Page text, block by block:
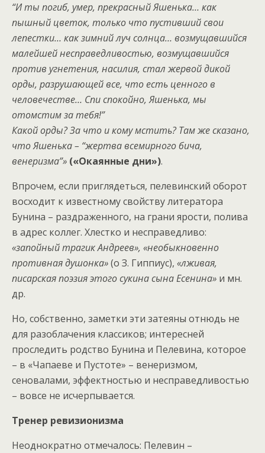
“И ты погиб, умер, прекрасный Яшенька… как
пышный цветок, только что пустивший свои
лепестки… как зимний луч солнца… возмущавшийся
малейшей несправедливостью, возмущавшийся
против угнетения, насилия, стал жервой дикой
орды, разрушающей все, что есть ценного в
человечестве… Спи спокойно, Яшенька, мы
отомстим за тебя!”
Какой орды? За что и кому мстить? Там же сказано,
что Яшенька – “жертва всемирного бича,
венеризма”» («Окаянные дни»).
Впрочем, если приглядеться, пелевинский оборот
восходит к известному свойству литератора
Бунина – раздраженного, на грани ярости, полива
в адрес коллег. Хлестко и несправедливо:
«запойный трагик Андреев», «необыкновенно
противная душонка»(о З. Гиппиус), «лживая,
писарская поэзия этого сукина сына Есенина» и мн.
др.
Но, собственно, заметки эти затеяны отнюдь не
для разоблачения классиков; интересней
проследить родство Бунина и Пелевина, которое
– в «Чапаеве и Пустоте» – венеризмом,
сеновалами, эффектностью и несправедливостью
– вовсе не исчерпывается.
Тренер ревизионизма
Неоднократно отмечалось: Пелевин –